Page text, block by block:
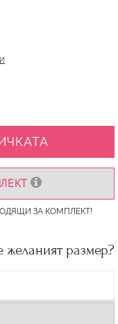
ЗА КОМПЛЕКТ!
желаният размер?